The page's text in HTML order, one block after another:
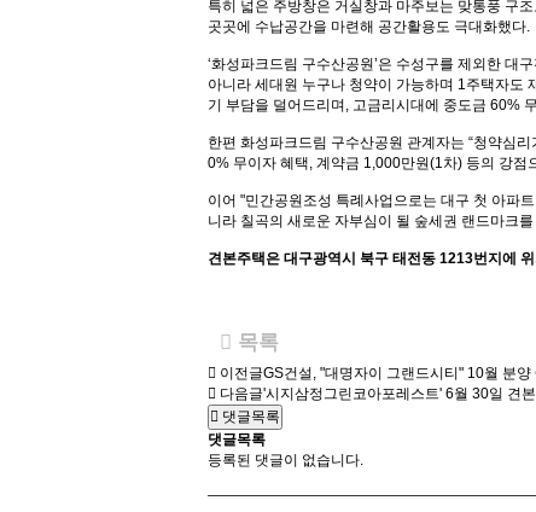
특히 넓은 주방창은 거실창과 마주보는 맞통풍 구
곳곳에 수납공간을 마련해 공간활용도 극대화했다.
‘화성파크드림 구수산공원’은 수성구를 제외한 대
아니라 세대원 누구나 청약이 가능하며 1주택자도
기 부담을 덜어드리며, 고금리시대에 중도금 60%
한편 화성파크드림 구수산공원 관계자는 “청약심
0% 무이자 혜택, 계약금 1,000만원(1차) 등의 강점
이어 "민간공원조성 특례사업으로는 대구 첫 아파
니라 칠곡의 새로운 자부심이 될 숲세권 랜드마크
견본주택은 대구광역시 북구 태전동 1213번지에
목록
이전글GS건설, "대명자이 그랜드시티" 10월 분양
다음글'시지삼정그린코아포레스트' 6월 30일 견
댓글목록
댓글목록
등록된 댓글이 없습니다.